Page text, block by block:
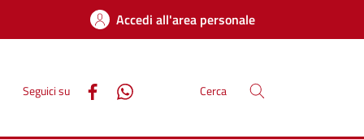
Accedi all'area personale
Seguici su Cerca